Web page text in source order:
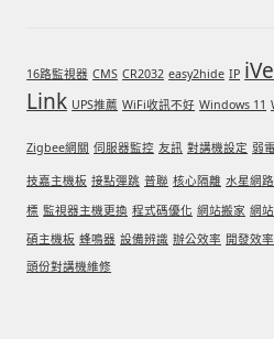
16路監視器 CMS CR2032 easy2hide IP
Link UPS推薦 WiFi收訊不好 Windows 11
Zigbee網關 伺服器監控 友訊 對講機設定 弱
技嘉主機板 接點彈跳 普聯 核心隔離 水星網
標 監視器主機更換 程式碼優化 網站搬家 網
碩主機板 蜂鳴器 設備辨識 辦公效率 開發效率
頭份對講機維修